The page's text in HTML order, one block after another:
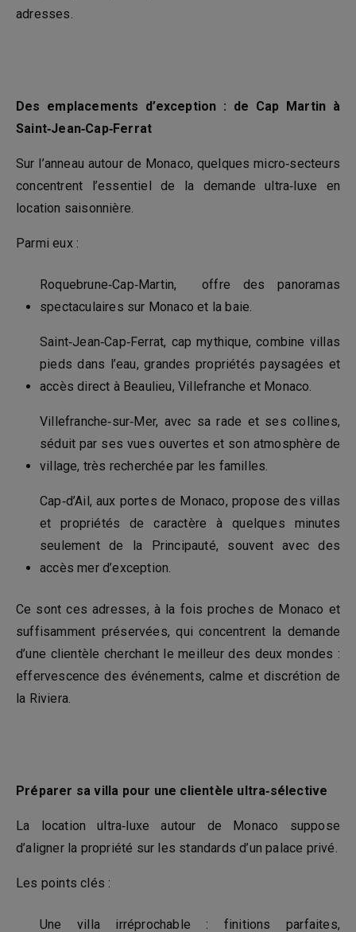
adresses.
Des emplacements d’exception : de Cap Martin à
Saint‑Jean‑Cap‑Ferrat
Sur l’anneau autour de Monaco, quelques micro‑secteurs
concentrent l’essentiel de la demande ultra‑luxe en
location saisonnière.
Parmi eux :
Roquebrune‑Cap‑Martin, offre des panoramas
spectaculaires sur Monaco et la baie.
Saint‑Jean‑Cap‑Ferrat, cap mythique, combine villas
pieds dans l’eau, grandes propriétés paysagées et
accès direct à Beaulieu, Villefranche et Monaco.
Villefranche‑sur‑Mer, avec sa rade et ses collines,
séduit par ses vues ouvertes et son atmosphère de
village, très recherchée par les familles.
Cap‑d’Ail, aux portes de Monaco, propose des villas
et propriétés de caractère à quelques minutes
seulement de la Principauté, souvent avec des
accès mer d’exception.
Ce sont ces adresses, à la fois proches de Monaco et
suffisamment préservées, qui concentrent la demande
d’une clientèle cherchant le meilleur des deux mondes :
effervescence des événements, calme et discrétion de
la Riviera.
Préparer sa villa pour une clientèle ultra‑sélective
La location ultra‑luxe autour de Monaco suppose
d’aligner la propriété sur les standards d’un palace privé.
Les points clés :
Une villa irréprochable : finitions parfaites,